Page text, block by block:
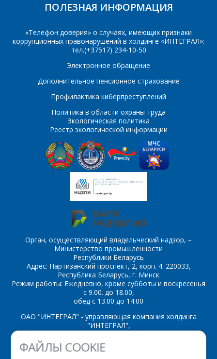
ФАЙЛЫ COOKIE
ПОЛЕЗНАЯ ИНФОРМАЦИЯ
«Телефон доверия» о случаях, имеющих признаки
коррупционных правонарушений в холдинге «ИНТЕГРАЛ»:
тел.(+37517) 234-10-50
Электронное обращение
Дополнительное пенсионное страхование
Профилактика киберпреступлений
Политика в области охраны труда
Экологическая политика
Реестр экологической информации
Орган, осуществляющий владельческий надзор, –
Министерство промышленности
Республики Беларусь
Адрес: Партизанский проспект, 2, корп. 4. 220033,
Республика Беларусь, г. Минск
Режим работы: Ежедневно, кроме субботы и воскресенья
с 9.00. до 18.00,
обед с 13.00 до 14.00
ОАО "ИНТЕГРАЛ" - управляющая компания холдинга
"ИНТЕГРАЛ",
ул. Казинца И.П., д.121А, комната 327, г. Минск, 220108,
Республика Беларусь
Комментарий*
* - обязательные
поля
ОТПРАВИТЬ
Я согласен на
обработку
персональных данных*
*- обязательные
поля
ОТПРАВИТЬ